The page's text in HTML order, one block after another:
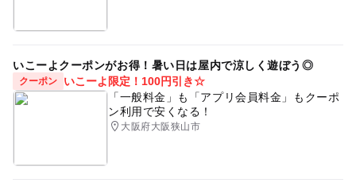
いこーよクーポンがお得！暑い日は屋内で涼しく遊ぼう◎
クーポン
いこーよ限定！100円引き☆
「一般料金」も「アプリ会員料金」もクーポ
ン利用で安くなる！
大阪府大阪狭山市